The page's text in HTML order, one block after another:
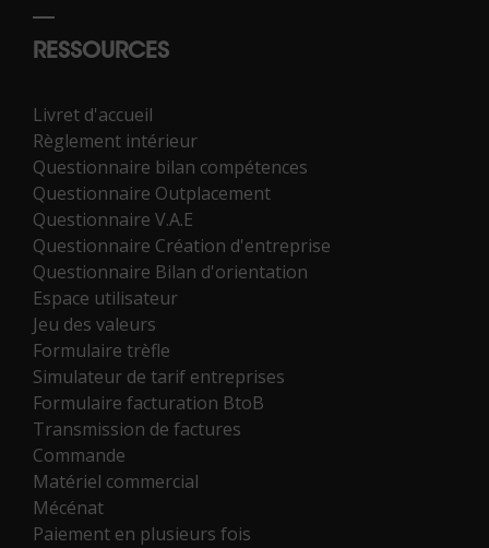
RESSOURCES
Livret d'accueil
Règlement intérieur
Questionnaire bilan compétences
Questionnaire Outplacement
Questionnaire V.A.E
Questionnaire Création d'entreprise
Questionnaire Bilan d'orientation
Espace utilisateur
Jeu des valeurs
Formulaire trèfle
Simulateur de tarif entreprises
Formulaire facturation BtoB
Transmission de factures
Commande
Matériel commercial
Mécénat
Paiement en plusieurs fois